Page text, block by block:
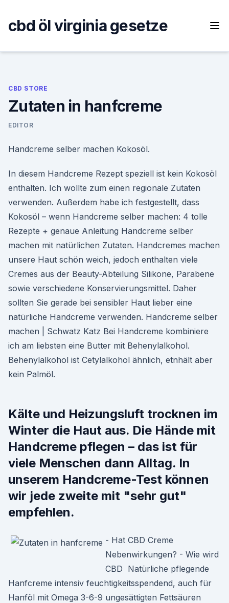
content
cbd öl virginia gesetze
CBD STORE
Zutaten in hanfcreme
EDITOR
Handcreme selber machen Kokosöl.
In diesem Handcreme Rezept speziell ist kein Kokosöl
enthalten. Ich wollte zum einen regionale Zutaten
verwenden. Außerdem habe ich festgestellt, dass
Kokosöl – wenn Handcreme selber machen: 4 tolle
Rezepte + genaue Anleitung Handcreme selber
machen mit natürlichen Zutaten. Handcremes machen
unsere Haut schön weich, jedoch enthalten viele
Cremes aus der Beauty-Abteilung Silikone, Parabene
sowie verschiedene Konservierungsmittel. Daher
sollten Sie gerade bei sensibler Haut lieber eine
natürliche Handcreme verwenden. Handcreme selber
machen | Schwatz Katz Bei Handcreme kombiniere
ich am liebsten eine Butter mit Behenylalkohol.
Behenylalkohol ist Cetylalkohol ähnlich, etnhält aber
kein Palmöl.
Kälte und Heizungsluft trocknen im
Winter die Haut aus. Die Hände mit
Handcreme pflegen – das ist für
viele Menschen dann Alltag. In
unserem Handcreme-Test können
wir jede zweite mit "sehr gut"
empfehlen.
- Hat CBD Creme
Nebenwirkungen? - Wie wird
CBD Natürliche pflegende
Hanfcreme intensiv feuchtigkeitsspendend, auch für
Hanföl mit Omega 3-6-9 ungesättigten Fettsäuren